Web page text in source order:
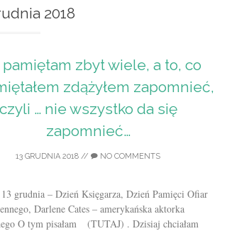
2018
zbyt wiele, a to, co
zdążyłem zapomnieć,
czyli … nie wszystko da się
zapomnieć…
13 GRUDNIA 2018 // NO COMMENTS
grudnia – Dzień Księgarza, Dzień Pamięci Ofiar
Darlene Cates – amerykańska aktorka
O tym pisałam (TUTAJ) . Dzisiaj chciałam